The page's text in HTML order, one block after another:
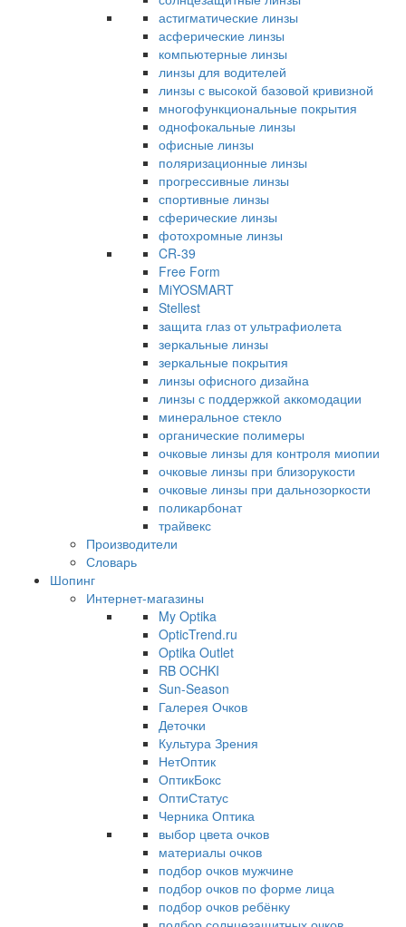
астигматические линзы
асферические линзы
компьютерные линзы
линзы для водителей
линзы с высокой базовой кривизной
многофункциональные покрытия
однофокальные линзы
офисные линзы
поляризационные линзы
прогрессивные линзы
спортивные линзы
сферические линзы
фотохромные линзы
CR-39
Free Form
MiYOSMART
Stellest
защита глаз от ультрафиолета
зеркальные линзы
зеркальные покрытия
линзы офисного дизайна
линзы с поддержкой аккомодации
минеральное стекло
органические полимеры
очковые линзы для контроля миопии
очковые линзы при близорукости
очковые линзы при дальнозоркости
поликарбонат
трайвекс
Производители
Словарь
Шопинг
Интернет-магазины
My Optika
OpticTrend.ru
Optika Outlet
RB OCHKI
Sun-Season
Галерея Очков
Деточки
Культура Зрения
НетОптик
ОптикБокс
ОптиСтатус
Черника Оптика
выбор цвета очков
материалы очков
подбор очков мужчине
подбор очков по форме лица
подбор очков ребёнку